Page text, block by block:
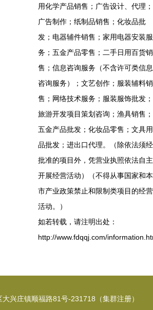
用化学产品销售；广告设计、代理；
广告制作；纸制品销售；化妆品批
发；电器辅件销售；家用电器安装服
务；五金产品零售；二手日用百货销
售；信息咨询服务（不含许可类信息
咨询服务）；文艺创作；服装辅料销
售；网络技术服务；服装服饰批发；
旅游开发项目策划咨询；渔具销售；
五金产品批发；化妆品零售；文具用
品批发；进出口代理。（除依法须经
批准的项目外，凭营业执照依法自主
开展经营活动）（不得从事国家和本
市产业政策禁止和限制类项目的经营
活动。）
如若转载，请注明出处：
http://www.fdqqj.com/
兴庄镇顺福路81号-231718（集群注册）